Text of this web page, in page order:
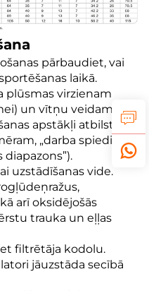
pārbaudiet, vai
laikā.
plūsmas virzienam
un vītņu veidam.
apstākļi atbilst
„darba spiediens”
uzstādīšanas vide.
arī oksidējošās
trauka un eļļas
filtrētāja kodolu.
jāuzstāda secībā